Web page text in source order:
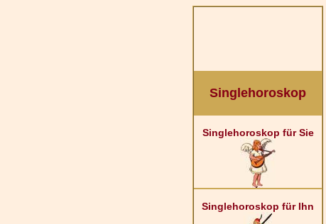
Singlehoroskop
Singlehoroskop für Sie
Singlehoroskop für Ihn